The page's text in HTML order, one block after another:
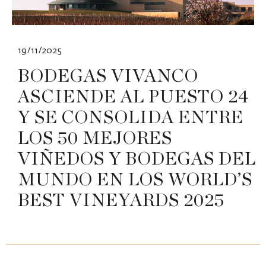
19/11/2025
BODEGAS VIVANCO
ASCIENDE AL PUESTO 24
Y SE CONSOLIDA ENTRE
LOS 50 MEJORES
VIÑEDOS Y BODEGAS DEL
MUNDO EN LOS WORLD’S
BEST VINEYARDS 2025